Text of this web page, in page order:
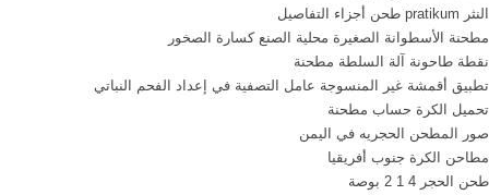
النثر pratikum طحن أجزاء التفاصيل
مطحنة الأسطوانة الصغيرة محلية الصنع كسارة الصخور
نقطة طاحونة آلة السلطة مطحنة
تطبيق أقمشة غير المنسوجة عامل التصفية في إعداد الفحم النباتي
تحميل الكرة حساب مطحنة
صور المطحن الحجريه في اليمن
مطاحن الكرة جنوب أفريقيا
طحن الحجر 4 1 2 بوصة